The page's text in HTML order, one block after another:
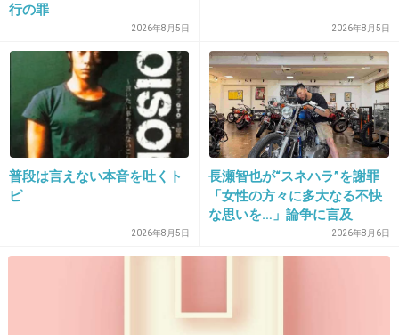
2016/03/11(金) 11:31:38
どうしてもゲスを悪者にしてベッキーを擁護し
たいんですね、分かります(笑)
"無理無理、絶対…" 拒む「ベッキー」を長
崎の実家に誘った「ゲス川谷絵音」
"無理無理、絶対…" 拒む「ベッキー」を長崎の実家に誘った「ゲス川谷絵
音」 結局、年内離婚の約束は果たされることがなかった。 「もう少し時間
行の罪
2026年8月5日 2026年8月5日
普段は言えない本音を吐くト
ピ
2026年8月5日
長瀬智也が“スネハラ”を謝罪
「女性の方々に多大なる不快
な思いを…」論争に言及
2026年8月6日